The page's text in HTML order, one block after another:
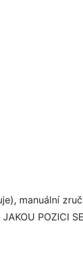
manuální
POZICI